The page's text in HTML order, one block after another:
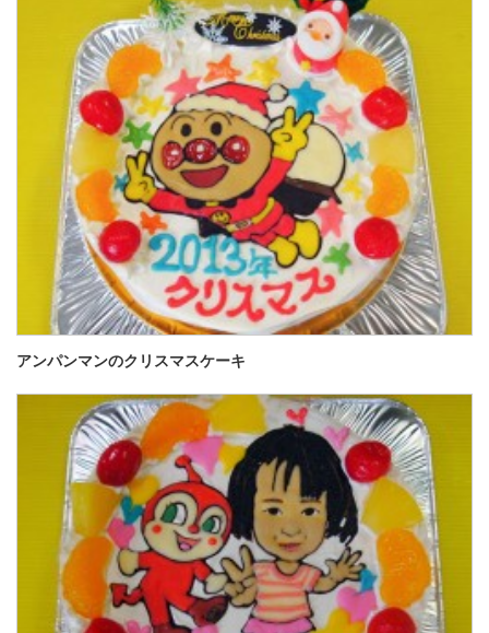
アンパンマンのクリスマスケーキ